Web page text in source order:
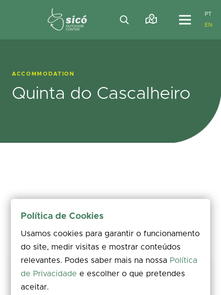
PT
EN
ACCOMMODATION
Quinta do Cascalheiro
Share your experience
Rate, leave a comment, and add photos. Your feedback improves the
Política de Cookies
Usamos cookies para garantir o funcionamento
do site, medir visitas e mostrar conteúdos
relevantes. Podes saber mais na nossa Política
de Privacidade e escolher o que pretendes
aceitar.